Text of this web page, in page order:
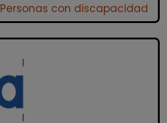
Personas con discapacidad